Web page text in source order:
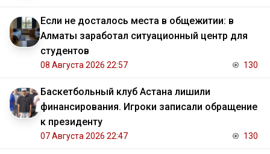
Если не досталось места в общежитии: в
Алматы заработал ситуационный центр для
студентов
08 Августа 2026 22:57 130
Баскетбольный клуб Астана лишили
финансирования. Игроки записали обращение
к президенту
07 Августа 2026 22:47 130